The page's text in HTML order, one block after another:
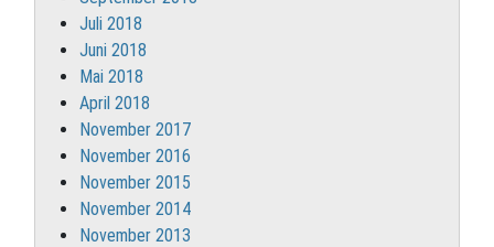
Juli 2018
Juni 2018
Mai 2018
April 2018
November 2017
November 2016
November 2015
November 2014
November 2013